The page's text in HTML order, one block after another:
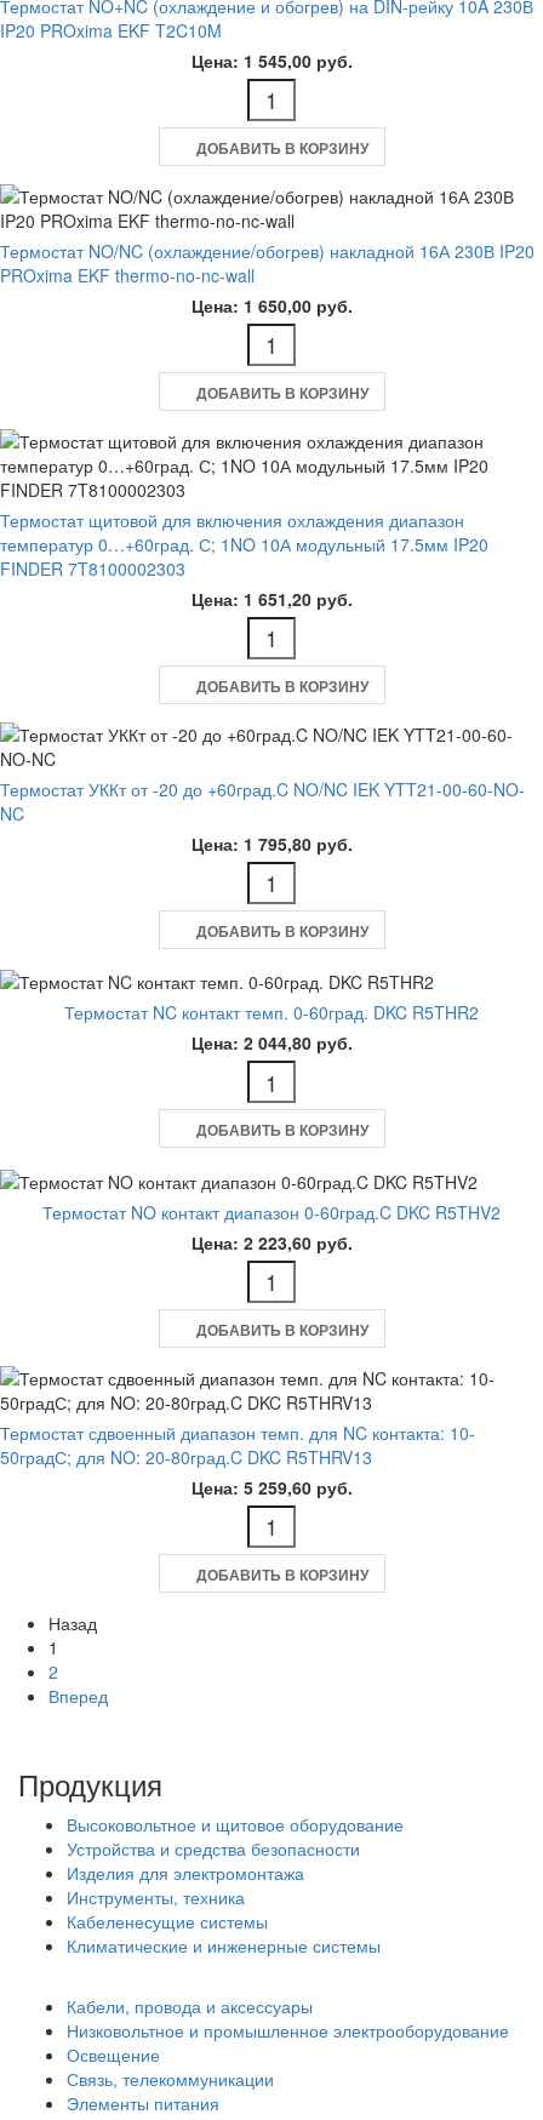
Термостат NO+NC (охлаждение и обогрев) на DIN-рейку 10A 230В
IP20 PROxima EKF T2C10M
Цена: 1 545,00 руб.
ДОБАВИТЬ В КОРЗИНУ
Термостат NO/NC (охлаждение/обогрев) накладной 16А 230В IP20
PROxima EKF thermo-no-nc-wall
Цена: 1 650,00 руб.
ДОБАВИТЬ В КОРЗИНУ
Термостат щитовой для включения охлаждения диапазон
температур 0…+60град. С; 1NO 10А модульный 17.5мм IP20
FINDER 7T8100002303
Цена: 1 651,20 руб.
ДОБАВИТЬ В КОРЗИНУ
Термостат УККт от -20 до +60град.C NO/NC IEK YTT21-00-60-NO-
NC
Цена: 1 795,80 руб.
ДОБАВИТЬ В КОРЗИНУ
Термостат NC контакт темп. 0-60град. DKC R5THR2
Цена: 2 044,80 руб.
ДОБАВИТЬ В КОРЗИНУ
Термостат NO контакт диапазон 0-60град.C DKC R5THV2
Цена: 2 223,60 руб.
ДОБАВИТЬ В КОРЗИНУ
Термостат сдвоенный диапазон темп. для NC контакта: 10-
50градС; для NO: 20-80град.C DKC R5THRV13
Цена: 5 259,60 руб.
ДОБАВИТЬ В КОРЗИНУ
Назад
1
2
Вперед
Продукция
Высоковольтное и щитовое оборудование
Устройства и средства безопасности
Изделия для электромонтажа
Инструменты, техника
Кабеленесущие системы
Климатические и инженерные системы
Кабели, провода и аксессуары
Низковольтное и промышленное электрооборудование
Освещение
Связь, телекоммуникации
Элементы питания